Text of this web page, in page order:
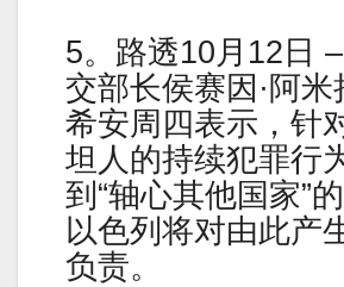
5。路透10月12日
交部长侯赛因·阿米
希安周四表示，针
坦人的持续犯罪行
到“轴心其他国家”
以色列将对由此产
负责。